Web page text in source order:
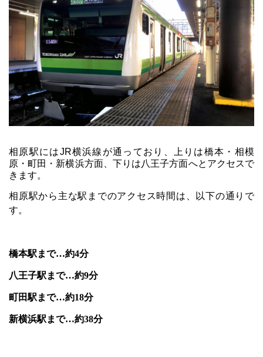
相原駅にはJR横浜線が通っており、上りは橋本・相模
原・町田・新横浜方面、下りは八王子方面へとアクセスで
きます。
相原駅から主な駅までのアクセス時間は、以下の通りで
す。
橋本駅まで…約4分
八王子駅まで…約9分
町田駅まで…約18分
新横浜駅まで…約38分